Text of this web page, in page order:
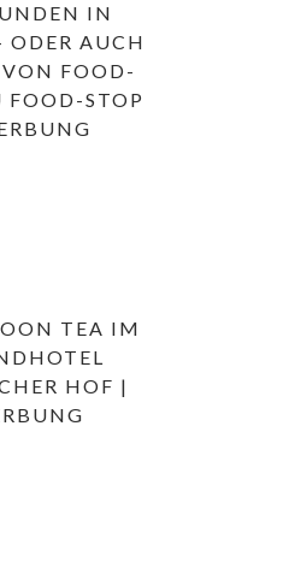
IN
ODER AUCH
FOOD-
FOOD-STOP
TEA IM
HOF |